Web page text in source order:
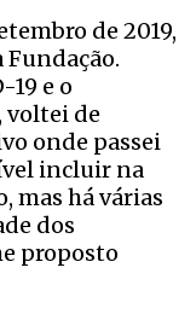
de 2019,
19 e o
voltei de
onde passei
incluir na
mas há várias
dos
proposto